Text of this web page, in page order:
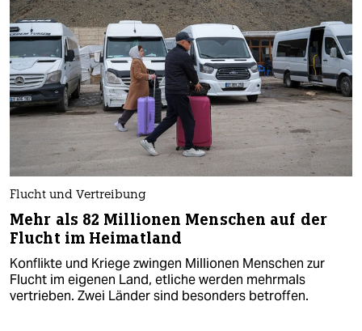
Flucht und Vertreibung
Mehr als 82 Millionen Menschen auf der
Flucht im Heimatland
Konflikte und Kriege zwingen Millionen Menschen zur
Flucht im eigenen Land, etliche werden mehrmals
vertrieben. Zwei Länder sind besonders betroffen.